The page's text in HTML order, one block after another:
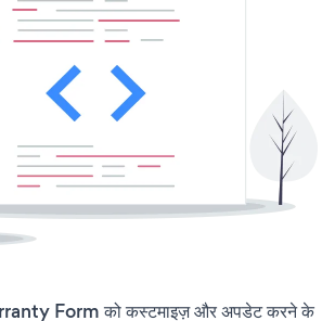
Form को कस्टमाइज़ और अपडेट करने के